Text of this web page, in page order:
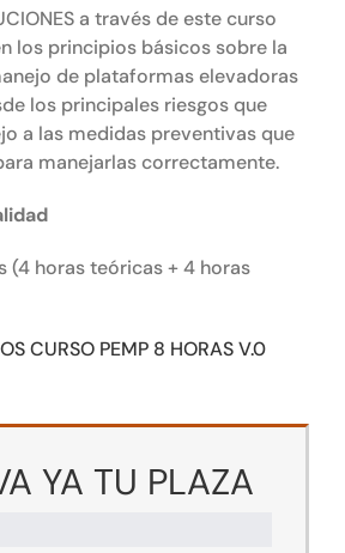
a través de este curso
los principios básicos sobre la
de plataformas elevadoras
los principales riesgos que
a las medidas preventivas que
manejarlas correctamente.
(4 horas teóricas + 4 horas
CURSO PEMP 8 HORAS V.0
YA TU PLAZA